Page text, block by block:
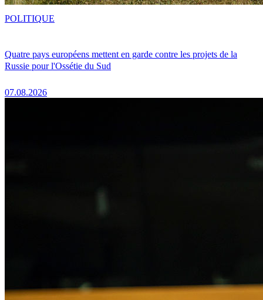
Quatre pays européens mettent en garde contre les projets de la
Russie pour l'Ossétie du Sud
07.08.2026
POLITIQUE